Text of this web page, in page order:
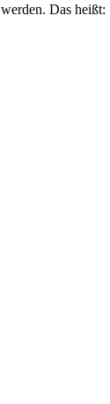
werden. Das heißt: